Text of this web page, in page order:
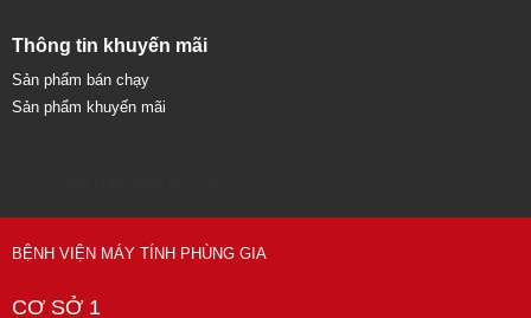
Thông tin khuyến mãi
Sản phẩm bán chạy
Sản phẩm khuyến mãi
BỆNH VIỆN MÁY TÍNH PHÙNG GIA
CƠ SỞ 1